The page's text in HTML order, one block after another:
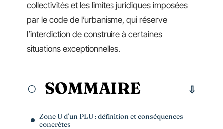
collectivités et les limites juridiques imposées
par le code de l’urbanisme, qui réserve
l’interdiction de construire à certaines
situations exceptionnelles.
SOMMAIRE
Zone U d’un PLU : définition et conséquences
concrètes